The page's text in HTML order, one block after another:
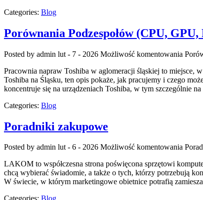
Categories: Blog
Porównania Podzespołów (CPU,
Posted by admin lut - 7 - 2026 Możliwość komentowania
Pracownia napraw Toshiba w aglomeracji śląskiej to miejsce,
Toshiba na Śląsku, ten opis pokaże, jak pracujemy i czego
koncentruje się na urządzeniach Toshiba, w tym szczególnie
Categories: Blog
Poradniki zakupowe
Posted by admin lut - 6 - 2026 Możliwość komentowania
LAKOM to współczesna strona poświęcona sprzętowi
chcą wybierać świadomie, a także o tych, którzy potrzebują
W świecie, w którym marketingowe obietnice potrafią